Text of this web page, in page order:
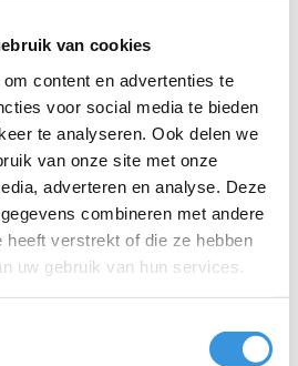
van cookies
content en advertenties te
voor social media te bieden
te analyseren. Ook delen we
van onze site met onze
adverteren en analyse. Deze
combineren met andere
heeft verstrekt of die ze hebben
uw gebruik van hun services.